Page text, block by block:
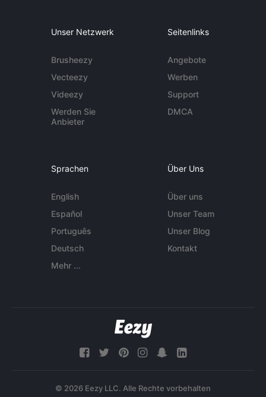
Unser Netzwerk
Brusheezy
Vecteezy
Videezy
Werden Sie
Anbieter
Seitenlinks
Angebote
Werben
Support
DMCA
Sprachen
English
Español
Português
Deutsch
Mehr ...
Über Uns
Über uns
Unser Team
Unser Blog
Kontakt
© 2026 Eezy LLC. Alle Rechte vorbehalten